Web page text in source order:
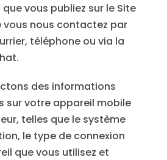
vous publiez sur le Site
vous nous contactez par
téléphone ou via la
des informations
sur votre appareil mobile
telles que le système
le type de connexion
que vous utilisez et